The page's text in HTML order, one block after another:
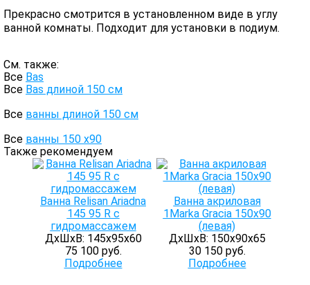
Прекрасно смотрится в установленном виде в углу
ванной комнаты. Подходит для установки в подиум.
См. также:
Все Bas
Все Bas длиной 150 см
Все ванны длиной 150 см
Все ванны 150 х90
Также рекомендуем
Ванна Relisan Ariadna
145 95 R с
гидромассажем
ДхШхВ: 145х95х60
75 100 руб.
Подробнее
Ванна акриловая
1Marka Gracia 150х90
(левая)
ДхШхВ: 150х90х65
30 150 руб.
Подробнее